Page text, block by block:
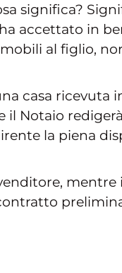
significa?
accettato in
al figlio,
casa ricevuta
Notaio
la piena